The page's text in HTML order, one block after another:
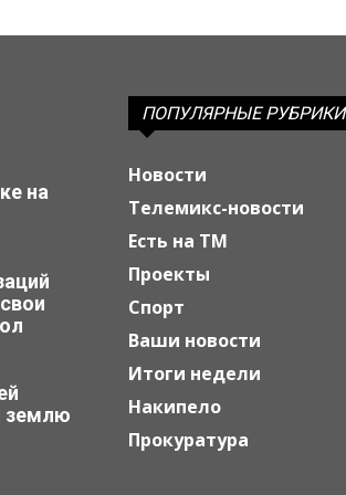
на
землю
ПОПУЛЯРНЫЕ РУБРИКИ
Новости
Телемикс-новости
Есть на ТМ
Проекты
Спорт
Ваши новости
Итоги недели
Накипело
Прокуратура